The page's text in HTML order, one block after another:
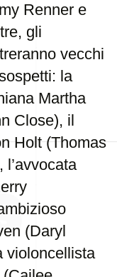
Renner e
gli
vecchi
la
Martha
Close), il
Holt (Thomas
l’avvocata
(Daryl
violoncellista